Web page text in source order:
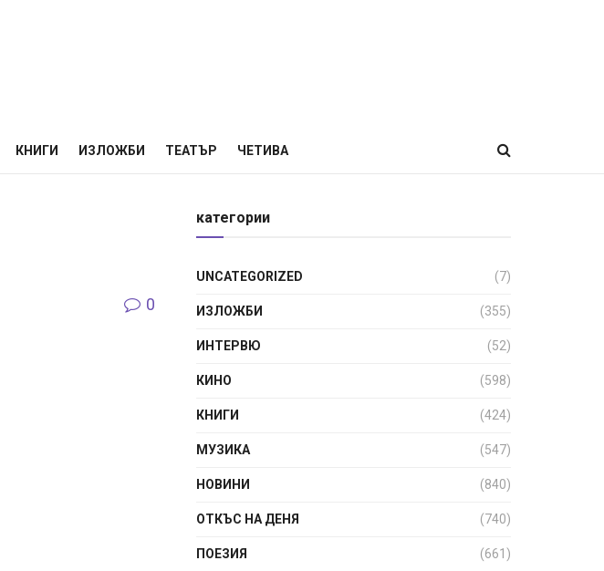
КНИГИ ИЗЛОЖБИ ТЕАТЪР ЧЕТИВА
0
категории
UNCATEGORIZED (7)
ИЗЛОЖБИ (355)
ИНТЕРВЮ (52)
КИНО (598)
КНИГИ (424)
МУЗИКА (547)
НОВИНИ (840)
ОТКЪС НА ДЕНЯ (740)
ПОЕЗИЯ (661)